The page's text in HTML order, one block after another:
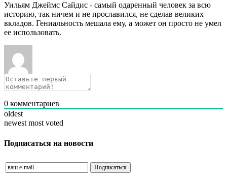
Уильям Джеймс Сайдис - самый одаренный человек за всю
историю, так ничем и не прославился, не сделав великих
вкладов. Гениальность мешала ему, а может он просто не умел
ее использовать.
0 комментариев
oldest
newest most voted
Подписаться на новости